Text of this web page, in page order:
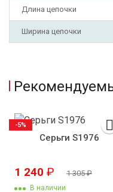
Длина цепочки
Ширина цепочки
Серьги S1976
1 240 ₽ 1 305₽
В наличии
-5%